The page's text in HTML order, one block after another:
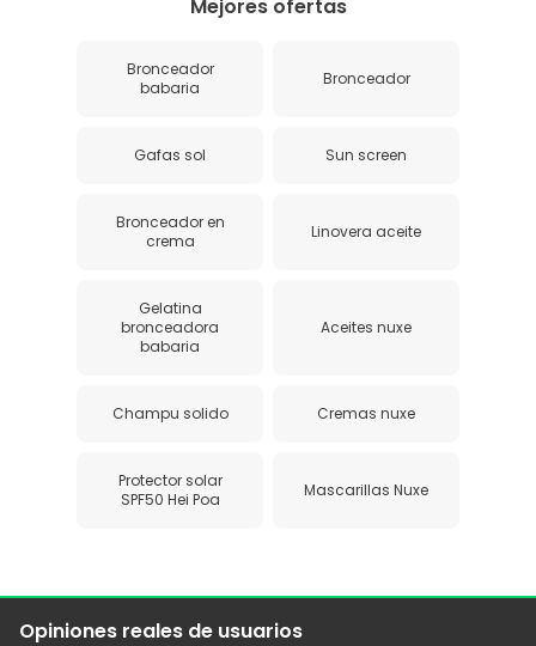
Mejores ofertas
Bronceador
babaria
Bronceador
Gafas sol Sun screen
Bronceador en
crema
Linovera aceite
Gelatina
bronceadora
babaria
Aceites nuxe
Champu solido Cremas nuxe
Protector solar
SPF50 Hei Poa
Mascarillas Nuxe
Opiniones reales de usuarios